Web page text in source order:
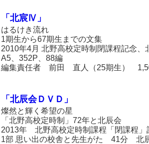
「北宸Ⅳ」
はるけき流れ
1期生から67期生までの文集
2010年4月 北野高校定時制閉課程記念、
A5、352P、88編
編集責任者 前田 直人（25期生）
「北辰会ＤＶＤ」
燦然と輝く希望の星
「北野高校定時制」72年と北辰会
2013年 北野高校定時制課程「閉課程
1部 思い出の校舎と先生がた 41分 北